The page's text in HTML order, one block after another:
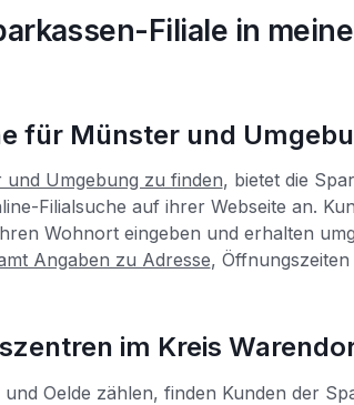
Filiale in
für Münster und
und Umgebung zu finden, bietet die
Filialsuche auf ihrer Webseite an.
Wohnort eingeben und erhalten
Angaben zu Adresse, Öffnungszeiten
im Kreis
Oelde zählen, finden Kunden der